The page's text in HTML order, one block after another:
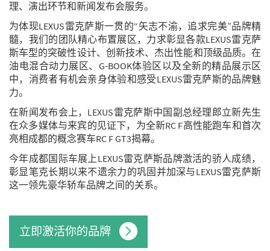
理、演出环节和新闻发布会服务。
为体现LEXUS雷克萨斯一贯的“矢志不渝，追求完美”品牌精
髓，我们的团队精心布置展区，力求彰显各款LEXUS雷克萨
斯车型的突破性设计、创新技术、杰出性能和顶级品质。在
油电混合动力展区、G-BOOK体验区以及全新的精品展示区
中，消费者有机会亲身体验和感受LEXUS雷克萨斯的品牌魅
力。
在新闻发布会上，LEXUS雷克萨斯中国副总经理郎立新先生
在众多媒体与来宾的见证下，为全新RC F高性能跑车和首次
亮相成都的概念赛车RC F GT3揭幕。
今年成都国际车展上LEXUS雷克萨斯品牌激活的骄人成绩，
彰显笔克长期以来不遗余力的巩固并加深与LEXUS雷克萨斯
这一领先豪华轿车品牌之间的关系。
立即激活你的品牌